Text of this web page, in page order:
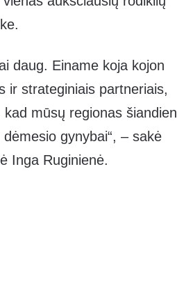
daug. Einame koja kojon
ir strateginiais partneriais,
mūsų regionas šiandien
gynybai“, – sakė
Inga Ruginienė.